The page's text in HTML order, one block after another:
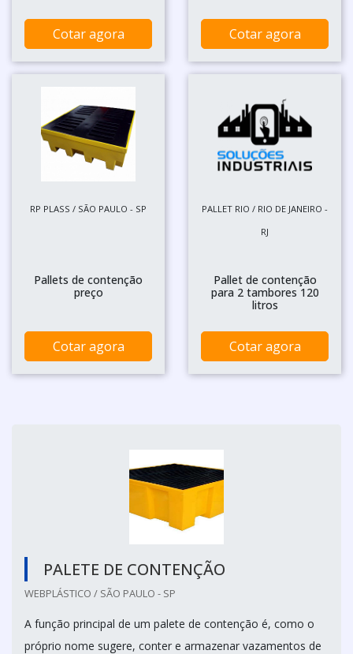
Cotar agora Cotar agora
RP PLASS / SÃO PAULO - SP
Pallets de contenção
preço
Cotar agora
PALLET RIO / RIO DE JANEIRO -
RJ
Pallet de contenção
para 2 tambores 120
litros
Cotar agora
PALETE DE CONTENÇÃO
WEBPLÁSTICO / SÃO PAULO - SP
A função principal de um palete de contenção é, como o
próprio nome sugere, conter e armazenar vazamentos de